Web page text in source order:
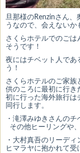
旦那様のRenzinさん、
うなので、会えないか
さくらホテルでのごは
そうです！
夜にはチベット人であ
う！
さくらホテルのご家
供のころに最初に行き
初に行った海外旅行は
同行します。
・滝澤みゆきさんの
その他ヒーリングや
・大村真吾のリーデ
ヒマラヤに抱かれて受